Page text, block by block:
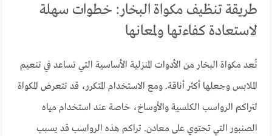
طريقة تنظيف مكواة البخار: خطوات سهلة
لاستعادة كفاءتها ولمعانها
تُعد مكواة البخار من الأدوات المنزلية الأساسية التي تساعد في تنعيم
الملابس وجعلها أكثر أناقة. ومع الاستخدام المتكرر، قد تتعرض المكواة
لتراكم الرواسب الكلسية والأوساخ، خاصة عند استخدام مياه
الصنبور التي تحتوي على معادن. تراكم هذه الرواسب قد يسبب